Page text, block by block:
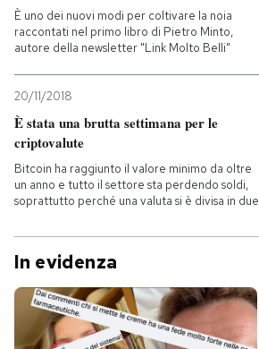
È uno dei nuovi modi per coltivare la noia
raccontati nel primo libro di Pietro Minto,
autore della newsletter "Link Molto Belli"
20/11/2018
È stata una brutta settimana per le
criptovalute
Bitcoin ha raggiunto il valore minimo da oltre
un anno e tutto il settore sta perdendo soldi,
soprattutto perché una valuta si è divisa in due
In evidenza